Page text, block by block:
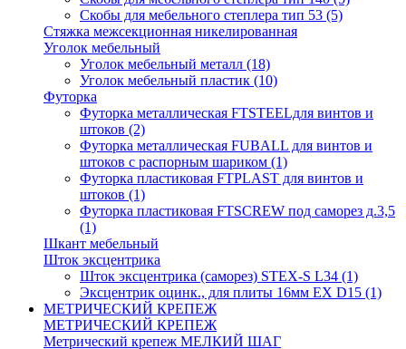
Скобы для мебельного степлера тип 53 (5)
Стяжка межсекционная никелированная
Уголок мебельный
Уголок мебельный металл (18)
Уголок мебельный пластик (10)
Футорка
Футорка металлическая FTSTEELдля винтов и
штоков (2)
Футорка металлическая FUBALL для винтов и
штоков с распорным шариком (1)
Футорка пластиковая FTPLAST для винтов и
штоков (1)
Футорка пластиковая FTSCREW под саморез д.3,5
(1)
Шкант мебельный
Шток эксцентрика
Шток эксцентрика (саморез) STEX-S L34 (1)
Эксцентрик оцинк., для плиты 16мм EX D15 (1)
МЕТРИЧЕСКИЙ КРЕПЕЖ
МЕТРИЧЕСКИЙ КРЕПЕЖ
Метрический крепеж МЕЛКИЙ ШАГ